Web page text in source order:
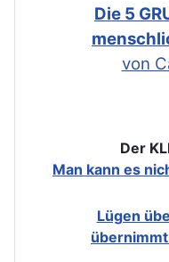
Die 5
von
Der
Man kann es
Lügen